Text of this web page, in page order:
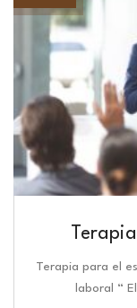
Terapia para el
laboral “